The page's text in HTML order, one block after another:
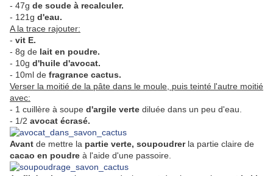
- 47g de soude à recalculer.
- 121g d'eau.
A la trace rajouter:
- vit E.
- 8g de lait en poudre.
- 10g d'huile d'avocat.
- 10ml de fragrance cactus.
Verser la moitié de la pâte dans le moule, puis teinté l'autre moitié
avec:
- 1 cuillère à soupe d'argile verte diluée dans un peu d'eau.
- 1/2 avocat écrasé.
Avant de mettre la partie verte, soupoudrerla partie claire de
cacao en poudre à l'aide d'une passoire.